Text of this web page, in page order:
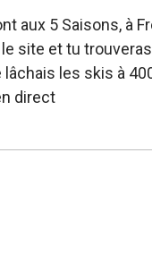
aux 5 Saisons, à
site et tu
les skis à
direct